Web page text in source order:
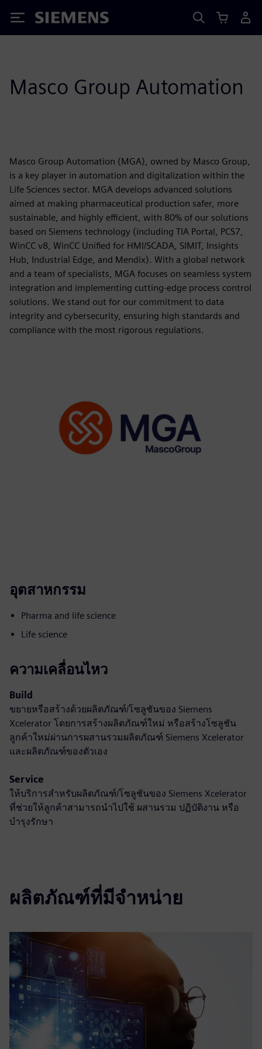
Siemens
Masco Group Automation
Masco Group Automation (MGA), owned by Masco Group,
is a key player in automation and digitalization within the
Life Sciences sector. MGA develops advanced solutions
aimed at making pharmaceutical production safer, more
sustainable, and highly efficient, with 80% of our solutions
based on Siemens technology (including TIA Portal, PCS7,
WinCC v8, WinCC Unified for HMI/SCADA, SIMIT, Insights
Hub, Industrial Edge, and Mendix). With a global network
and a team of specialists, MGA focuses on seamless system
integration and implementing cutting-edge process control
solutions. We stand out for our commitment to data
integrity and cybersecurity, ensuring high standards and
compliance with the most rigorous regulations.
อุตสาหกรรม
Pharma and life science
Life science
ความเคลื่อนไหว
Build
ขยายหรือสร้างด้วยผลิตภัณฑ์/โซลูชันของ Siemens
Xcelerator โดยการสร้างผลิตภัณฑ์ใหม่ หรือสร้างโซลูชัน
ลูกค้าใหม่ผ่านการผสานรวมผลิตภัณฑ์ Siemens Xcelerator
และผลิตภัณฑ์ของตัวเอง
Service
ให้บริการสำหรับผลิตภัณฑ์/โซลูชันของ Siemens Xcelerator
ที่ช่วยให้ลูกค้าสามารถนำไปใช้ ผสานรวม ปฏิบัติงาน หรือ
บำรุงรักษา
ผลิตภัณฑ์ที่มีจำหน่าย